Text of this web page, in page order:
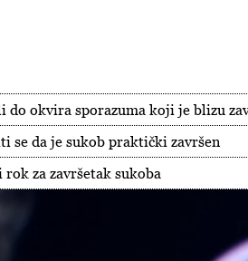
do okvira sporazuma koji je blizu
se da je sukob praktički završen
za završetak sukoba